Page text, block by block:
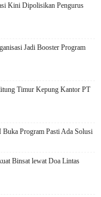
Kini Dipolisikan Pengurus
Jadi Booster Program
Timur Kepung Kantor PT
Program Pasti Ada Solusi
Binsat lewat Doa Lintas